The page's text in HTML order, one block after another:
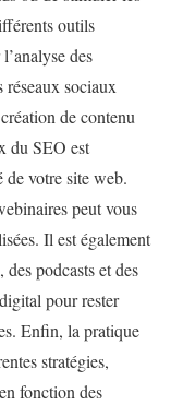
outils
des
réseaux sociaux
de contenu
du SEO est
votre site web.
peut vous
Il est également
podcasts et des
pour rester
Enfin, la pratique
stratégies,
fonction des